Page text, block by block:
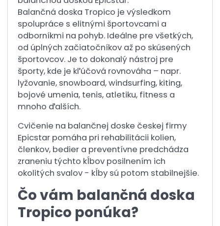
Balančná doska Tropico je výsledkom
spolupráce s elitnými športovcami a
odborníkmi na pohyb. Ideálne pre všetkých,
od úplných začiatočníkov až po skúsených
športovcov. Je to dokonalý nástroj pre
športy, kde je kľúčová rovnováha – napr.
lyžovanie, snowboard, windsurfing, kiting,
bojové umenia, tenis, atletiku, fitness a
mnoho ďalších.
Cvičenie na balančnej doske českej firmy
Epicstar pomáha pri rehabilitácii kolien,
členkov, bedier a preventívne predchádza
zraneniu týchto kĺbov posilnením ich
okolitých svalov - kĺby sú potom stabilnejšie.
Čo vám balančná doska
Tropico ponúka?